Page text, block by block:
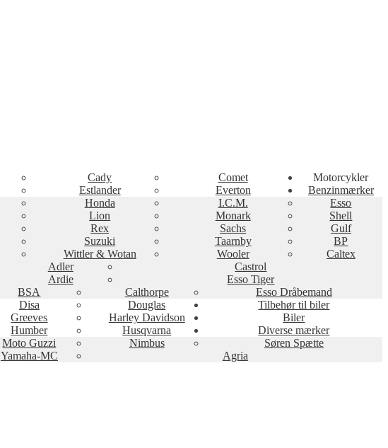
Cady
Comet
Estlander
Everton
Honda
I.C.M.
Lion
Monark
Rex
Sachs
Suzuki
Taarnby
Wittler & Wotan
Wooler
Motorcykler
Adler
Ardie
BSA
Calthorpe
Disa
Douglas
Greeves
Harley Davidson
Humber
Husqvarna
Moto Guzzi
Nimbus
Yamaha-MC
Benzinmærker
Esso
Shell
Gulf
BP
Caltex
Castrol
Esso Tiger
Esso Dråbemand
Tilbehør til biler
Biler
Diverse mærker
Søren Spætte
Agria